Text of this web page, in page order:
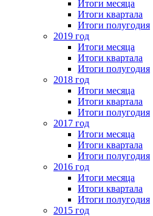
Итоги месяца
Итоги квартала
Итоги полугодия
2019 год
Итоги месяца
Итоги квартала
Итоги полугодия
2018 год
Итоги месяца
Итоги квартала
Итоги полугодия
2017 год
Итоги месяца
Итоги квартала
Итоги полугодия
2016 год
Итоги месяца
Итоги квартала
Итоги полугодия
2015 год